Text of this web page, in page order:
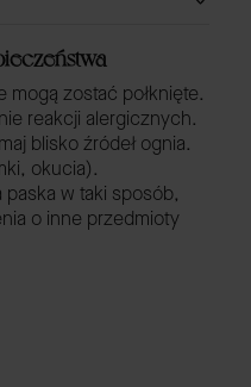
mogą zostać połknięte.
reakcji alergicznych.
blisko źródeł ognia.
okucia).
w taki sposób,
o inne przedmioty